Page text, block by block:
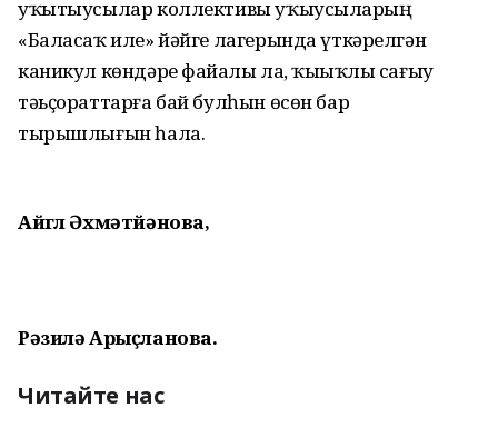
уҡытыусылар коллективы уҡыусыларҙың
«Баласаҡ иле» йәйге лагерында үткәрелгән
каникул көндәре файҙалы ла, ҡыҙыҡлы сағыу
тәьҫораттарға бай булһын өсөн бар
тырышлығын һала.
Айгөл Әхмәтйәнова,
Рәзилә Арыҫланова.
Читайте нас